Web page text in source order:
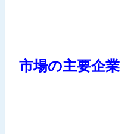
市場の主要企業